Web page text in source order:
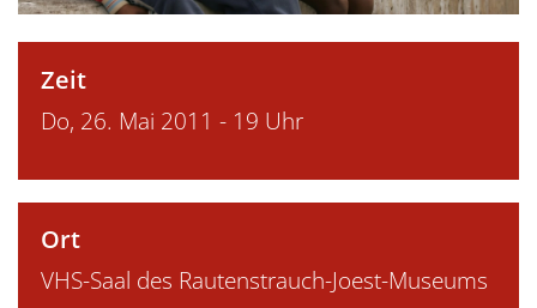
Zeit
Do, 26. Mai 2011 - 19 Uhr
Ort
VHS-Saal des Rautenstrauch-Joest-Museums